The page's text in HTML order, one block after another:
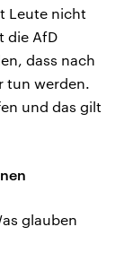
Leute nicht
die AfD
dass nach
tun werden.
und das gilt
glauben